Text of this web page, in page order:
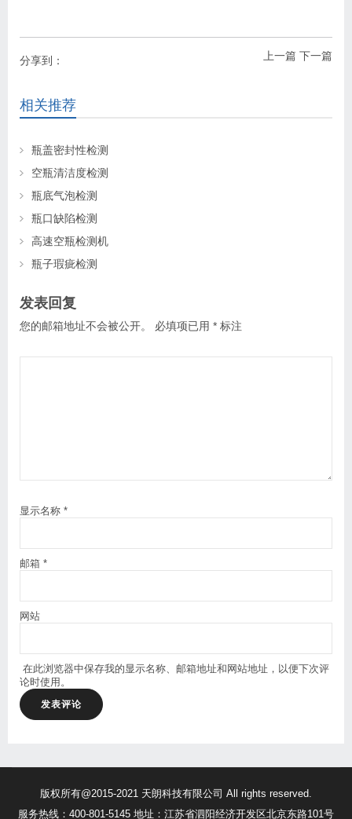
上一篇 下一篇
分享到：
相关推荐
瓶盖密封性检测
空瓶清洁度检测
瓶底气泡检测
瓶口缺陷检测
高速空瓶检测机
瓶子瑕疵检测
发表回复
您的邮箱地址不会被公开。 必填项已用 * 标注
显示名称 *
邮箱 *
网站
在此浏览器中保存我的显示名称、邮箱地址和网站地址，以便下次评
论时使用。
版权所有@2015-2021 天朗科技有限公司 All rights reserved.
服务热线：400-801-5145 地址：江苏省泗阳经济开发区北京东路101号